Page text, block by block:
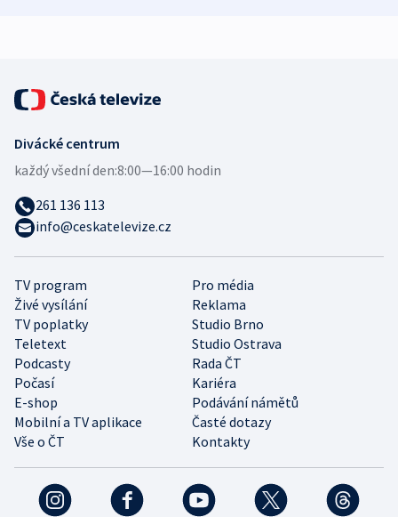
TV program
Pro média
Živé vysílání
Reklama
TV poplatky
Studio Brno
Teletext
Studio Ostrava
Podcasty
Rada ČT
Počasí
Kariéra
E-shop
Podávání námětů
Mobilní a TV aplikace
Časté dotazy
Vše o ČT
Kontakty
Divácké centrum
každý všední den:8:00—16:00 hodin
261 136 113
info@ceskatelevize.cz